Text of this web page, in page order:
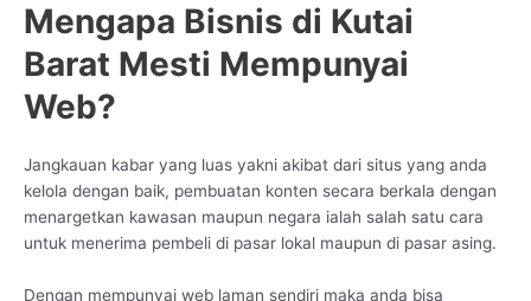
Mengapa Bisnis di Kutai
Barat Mesti Mempunyai
Web?
Jangkauan kabar yang luas yakni akibat dari situs yang anda
kelola dengan baik, pembuatan konten secara berkala dengan
menargetkan kawasan maupun negara ialah salah satu cara
untuk menerima pembeli di pasar lokal maupun di pasar asing.
Dengan mempunyai web laman sendiri maka anda bisa